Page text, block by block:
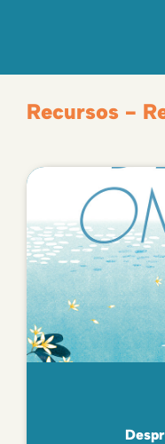
Recursos -